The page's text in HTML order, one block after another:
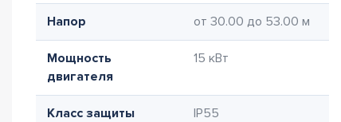
Напор от 30.00 до 53.00 м
Мощность
двигателя
15 кВт
Класс защиты
IP55